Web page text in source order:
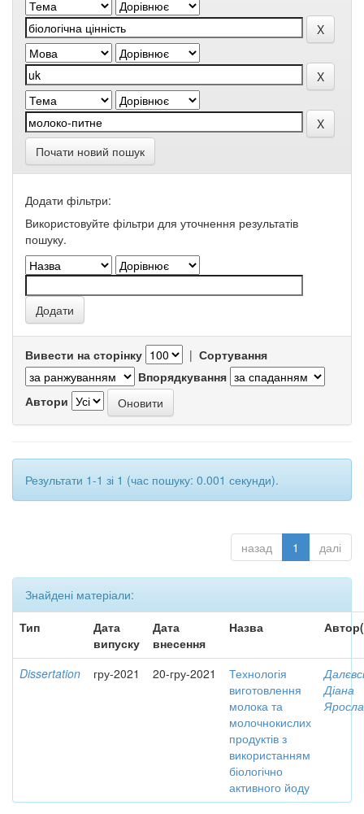
Почати новий пошук
Додати фільтри:
Використовуйте фільтри для уточнення результатів
пошуку.
Вивести на сторінку | Сортування
Впорядкування
Автори
Результати 1-1 зі 1 (час пошуку: 0.001 секунди).
назад 1 далі
Знайдені матеріали:
Тип
Дата
випуску
Дата
внесення
Назва
Dissertation гру-2021 20-гру-2021
Технологія
виготовлення
молока та
молочнокислих
продуктів з
використанням
біологічно
активного йоду
Діана